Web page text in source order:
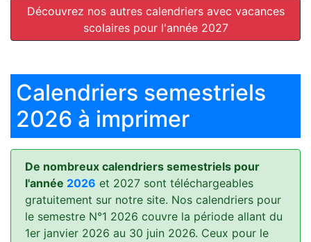
Découvrez nos autres calendriers avec vacances
scolaires pour l'année 2027
Calendriers semestriels
2026 à imprimer
De nombreux calendriers semestriels pour
l'année 2026 et 2027 sont téléchargeables
gratuitement sur notre site. Nos calendriers pour
le semestre N°1 2026 couvre la période allant du
1er janvier 2026 au 30 juin 2026. Ceux pour le